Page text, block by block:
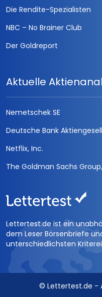
Die Rendite-Spezialisten
NBC – No Brainer Club
Der Goldreport
Aktuelle
Nemetschek SE
Deutsche Bank
Netflix, Inc.
The Goldman Sachs
Lettertest.de ist ein
dem Leser Börsenbriefe
unterschiedlichsten
© Lettertest.de -